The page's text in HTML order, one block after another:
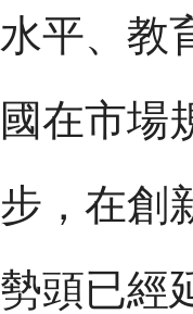
水平、教
國在市場
步，在創
勢頭已經